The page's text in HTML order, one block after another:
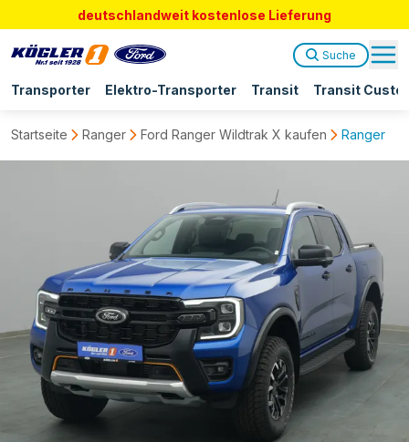
deutschlandweit kostenlose Lieferung
Transporter Elektro-Transporter Transit Transit
Suche
Startseite Ranger Ford Ranger Wildtrak X kaufen Ranger